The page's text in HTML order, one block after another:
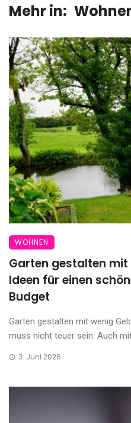
Mehr in:
WOHNEN
Garten gestalten mit
Ideen für einen
Budget
Garten gestalten mit wenig
muss nicht teuer sein. Auch
3. Juni 2026